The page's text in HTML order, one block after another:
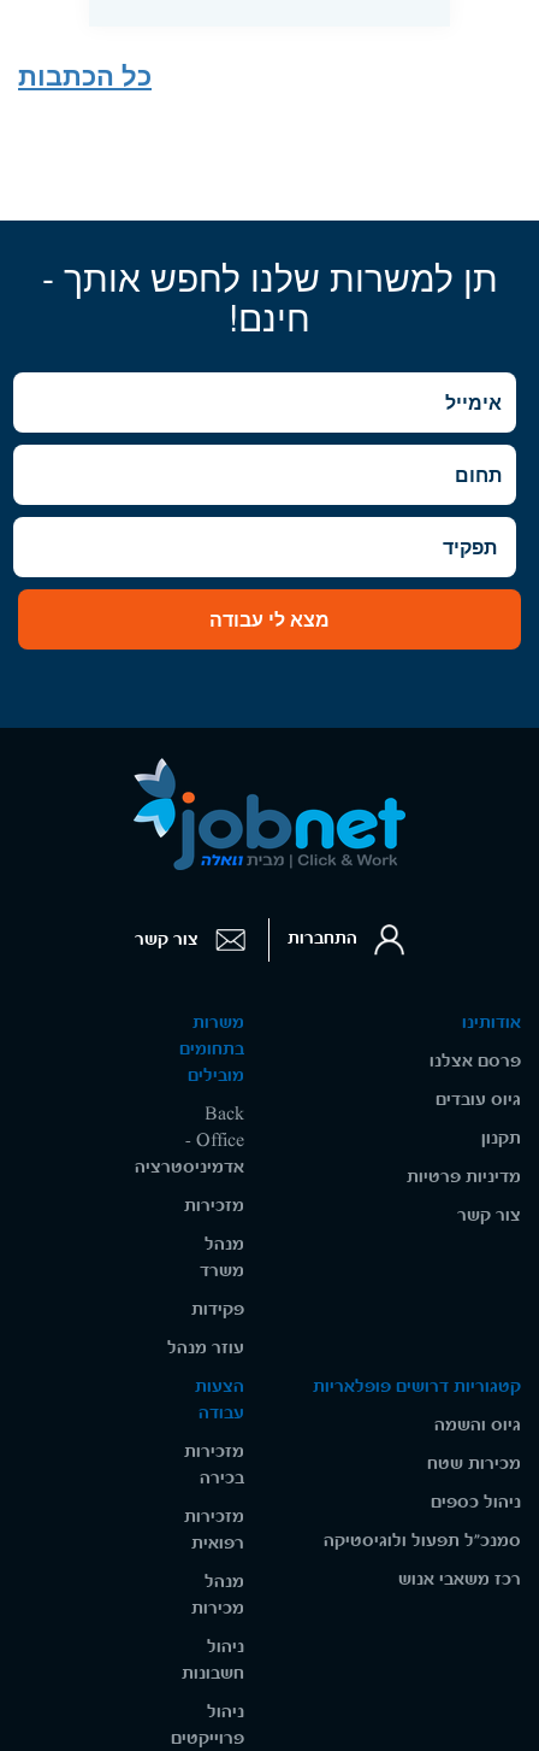
כל הכתבות
תן למשרות שלנו לחפש אותך -
חינם!
מצא לי עבודה
אודותינו
פרסם אצלנו
גיוס עובדים
תקנון
מדיניות פרטיות
צור קשר
משרות
בתחומים
מובילים
Back
Office -
אדמיניסטרציה
מזכירות
מנהל
משרד
פקידות
עוזר מנהל
קטגוריות דרושים פופלאריות
גיוס והשמה
מכירות שטח
ניהול כספים
סמנכ"ל תפעול ולוגיסטיקה
רכז משאבי אנוש
הצעות
עבודה
מזכירות
בכירה
מזכירות
רפואית
מנהל
מכירות
ניהול
חשבונות
ניהול
פרוייקטים